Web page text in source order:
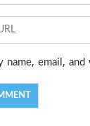
name, email,